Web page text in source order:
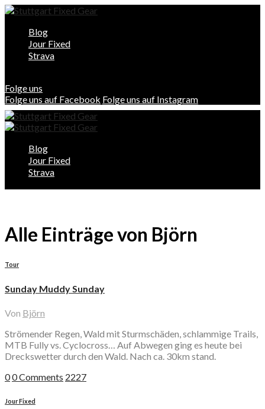
Blog
Jour Fixed
Strava
Folge uns
Folge uns auf Facebook Folge uns auf Instagram
Blog
Jour Fixed
Strava
Alle Einträge von Björn
Tour
Sunday Muddy Sunday
Von Björn
Strömender Regen, Wald mit Sturmschäden, schlammige Trails,
MTB Fully vs. Cyclocross… Auf Abwegen ging es heute bei
Dreckswetter durch den Wald. Nach ca. 30km stand.
00 Comments 2227
Jour Fixed